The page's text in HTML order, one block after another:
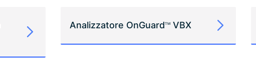
Analizzatore OnGuardTM VBX